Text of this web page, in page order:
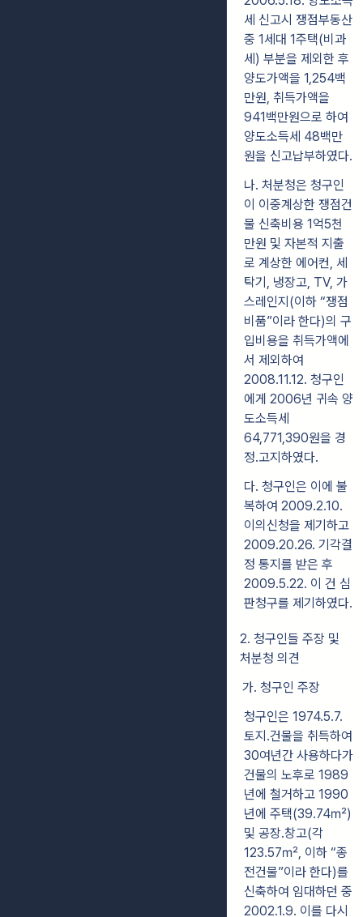
세 신고시 쟁점부동산
중 1세대 1주택(비과
세) 부분을 제외한 후
양도가액을 1,254백
만원, 취득가액을
941백만원으로 하여
양도소득세 48백만
원을 신고납부하였다.
나. 처분청은 청구인
이 이중계상한 쟁점건
물 신축비용 1억5천
만원 및 자본적 지출
로 계상한 에어컨, 세
탁기, 냉장고, TV, 가
스레인지(이하 “쟁점
비품”이라 한다)의 구
입비용을 취득가액에
서 제외하여
2008.11.12. 청구인
에게 2006년 귀속 양
도소득세
64,771,390원을 경
정․고지하였다.
다. 청구인은 이에 불
복하여 2009.2.10.
이의신청을 제기하고
2009.20.26. 기각결
정 통지를 받은 후
2009.5.22. 이 건 심
판청구를 제기하였다.
2. 청구인들 주장 및
처분청 의견
가. 청구인 주장
청구인은 1974.5.7.
토지․건물을 취득하여
30여년간 사용하다가
건물의 노후로 1989
년에 철거하고 1990
년에 주택(39.74㎡)
및 공장․창고(각
123.57㎡, 이하 “종
전건물”이라 한다)를
신축하여 임대하던 중
2002.1.9. 이를 다시